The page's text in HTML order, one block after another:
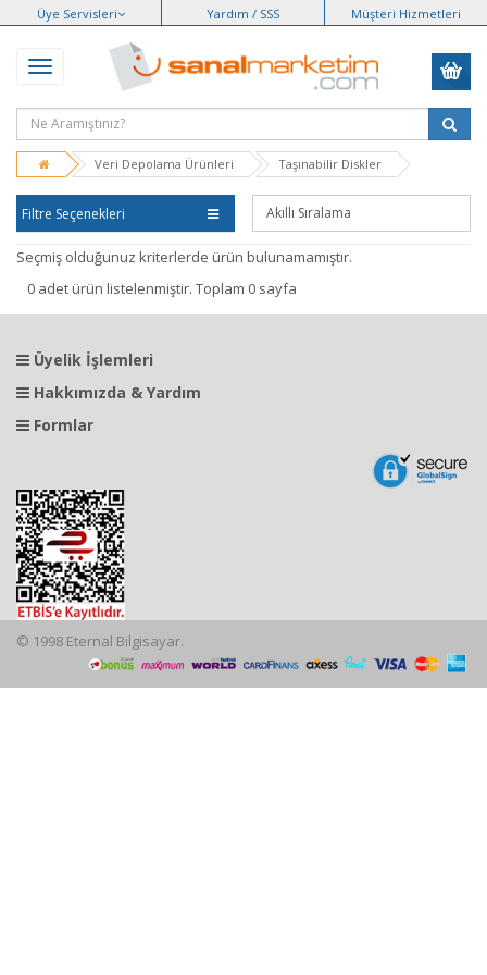
Üye Servisleri Yardım / SSS Müşteri Hizmetleri
Veri Depolama Ürünleri Taşınabilir Diskler
Filtre Seçenekleri
Seçmiş olduğunuz kriterlerde ürün bulunamamıştır.
0 adet ürün listelenmiştir. Toplam 0 sayfa
Üyelik İşlemleri
Hakkımızda & Yardım
Formlar
© 1998 Eternal Bilgisayar.